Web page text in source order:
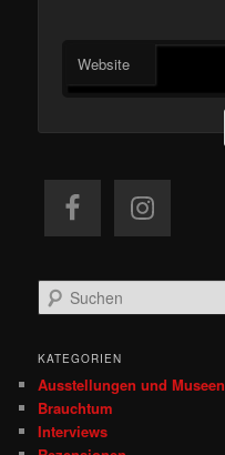
Website
u
h
n
KATEGORIEN
Ausstellungen und Museen
Brauchtum
Interviews